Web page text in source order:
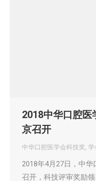
2018中华口腔
京召开
中华口腔医学会科技奖, 学
2018年4月27日，中
召开，科技评审奖励